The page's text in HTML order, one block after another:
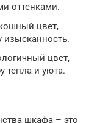
оттенками.
цвет,
изысканность.
цвет,
тепла и уюта.
шкафа – это